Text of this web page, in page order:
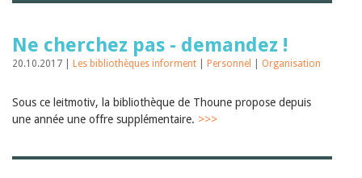
Auteurs
Julie Greub
Sibylle Birrer
Andrea Grichting
Maria Aellig-Abate
Markus Keel
Ne cherchez pas - demandez !
20.10.2017 | Les bibliothèques informent Personnel Organisation
Sous ce leitmotiv, la bibliothèque de Thoune propose depuis
une année une offre supplémentaire. >>>